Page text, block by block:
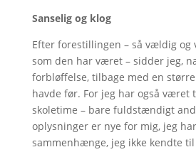
Sanselig og klog
Efter forestillingen – så vældig og
som den har været – sidder jeg,
forbløffelse, tilbage med en
havde før. For jeg har også været
skoletime – bare fuldstændigt
oplysninger er nye for mig, jeg
sammenhænge, jeg ikke kendte